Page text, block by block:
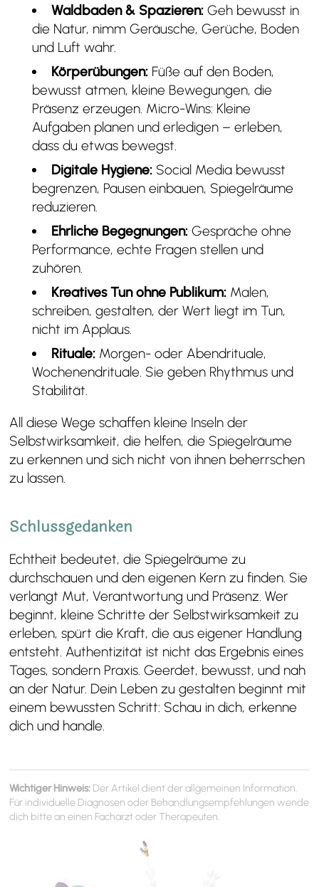
Waldbaden & Spazieren: Geh bewusst in
die Natur, nimm Geräusche, Gerüche, Boden
und Luft wahr.
Körperübungen:Füße auf den Boden,
bewusst atmen, kleine Bewegungen, die
Präsenz erzeugen. Micro-Wins: Kleine
Aufgaben planen und erledigen – erleben,
dass du etwas bewegst.
Digitale Hygiene:Social Media bewusst
begrenzen, Pausen einbauen, Spiegelräume
reduzieren.
Ehrliche Begegnungen:Gespräche ohne
Performance, echte Fragen stellen und
zuhören.
Kreatives Tun ohne Publikum:Malen,
schreiben, gestalten, der Wert liegt im Tun,
nicht im Applaus.
Rituale: Morgen- oder Abendrituale,
Wochenendrituale. Sie geben Rhythmus und
Stabilität.
All diese Wege schaffen kleine Inseln der
Selbstwirksamkeit, die helfen, die Spiegelräume
zu erkennen und sich nicht von ihnen beherrschen
zu lassen.
Schlussgedanken
Echtheit bedeutet, die Spiegelräume zu
durchschauen und den eigenen Kern zu finden. Sie
verlangt Mut, Verantwortung und Präsenz. Wer
beginnt, kleine Schritte der Selbstwirksamkeit zu
erleben, spürt die Kraft, die aus eigener Handlung
entsteht. Authentizität ist nicht das Ergebnis eines
Tages, sondern Praxis. Geerdet, bewusst, und nah
an der Natur. Dein Leben zu gestalten beginnt mit
einem bewussten Schritt: Schau in dich, erkenne
dich und handle.
Wichtiger Hinweis: Der Artikel dient der allgemeinen Information.
Für individuelle Diagnosen oder Behandlungsempfehlungen wende
dich bitte an einen Facharzt oder Therapeuten.